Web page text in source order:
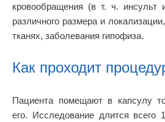
кровообращения (в т. ч. инсульт
различного размера и
тканях, заболевания гипофиза.
Как проходит
Пациента помещают в капсулу
его. Исследование длится